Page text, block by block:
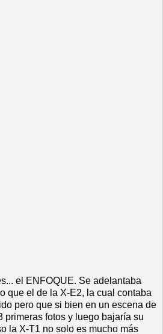
el ENFOQUE. Se adelantaba
que el de la X-E2, la cual contaba
pero que si bien en un escena de
primeras fotos y luego bajaría su
la X-T1 no solo es mucho más